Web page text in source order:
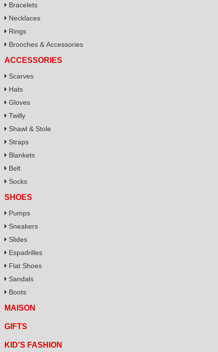
Bracelets
Necklaces
Rings
Brooches & Accessories
ACCESSORIES
Scarves
Hats
Gloves
Twilly
Shawl & Stole
Straps
Blankets
Belt
Socks
SHOES
Pumps
Sneakers
Slides
Espadrilles
Flat Shoes
Sandals
Boots
MAISON
GIFTS
KID'S FASHION